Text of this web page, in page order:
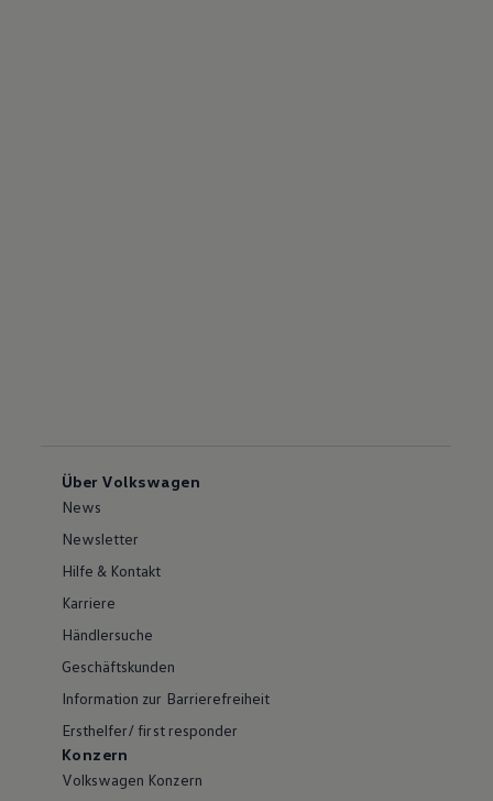
Über Volkswagen
News
Newsletter
Hilfe & Kontakt
Karriere
Händlersuche
Geschäftskunden
Information zur Barrierefreiheit
Ersthelfer/ first responder
Konzern
Volkswagen Konzern